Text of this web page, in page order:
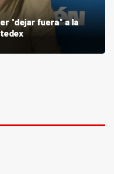
"dejar fuera" a la